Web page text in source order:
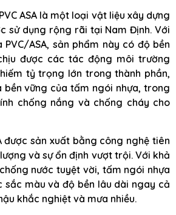
ASA là một loại vật liệu xây dựng
sử dụng rộng rãi tại Nam Định. Với
ASA, sản phẩm này có độ bền
được các tác động môi trường
tỷ trọng lớn trong thành phần,
vững của tấm ngói nhựa, trong
chống nắng và chống cháy cho
được sản xuất bằng công nghệ tiên
và sự ổn định vượt trội. Với khả
nước tuyệt vời, tấm ngói nhựa
sắc màu và độ bền lâu dài ngay cả
khắc nghiệt và mưa nhiều.